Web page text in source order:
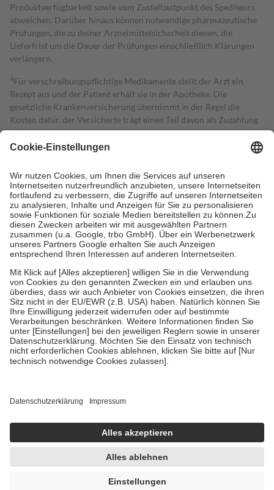
Produktverfügbarkeit sowie vom Zustellzeitpunkt des Spediteurs
abweichen. Darüber hinaus können notwendige pharmazeutische
Prüfungen, die zu deiner Arzneimittelsicherheit dienen, die
Lieferfrist um die Dauer der Prüfungen einschließlich Klärungen
verlängern.
4Für verschreibungspflichtige Medikamente stellt der Arzt ein
Rezept aus und der Patient erhält sie in der Apotheke. Die
gesetzliche Krankenversicherung übernimmt in der Regel die
Kosten dafür, der Versicherte trägt einen Teil davon als Zuzahlung
mit.
Grundsätzlich leisten Mitglieder Zuzahlungen in Höhe von zehn
höchstens zehn Euro.
Es sind jedoch nie mehr als die tatsächlichen
Kosten der Leistung zu entrichten.
Diese Regeln gelten grundsätzlich auch für Online-Apotheken.
Bei Heilmitteln und häuslicher Krankenpflege beträgt die
Zuzahlung zehn Prozent der Kosten sowie zehn Euro je
Verordnung.
Um das Engagement der Versicherten für ihre eigene Gesundheit zu
stärken und die besondere Stellung der Familie zu unterstützen,
fallenkeine Zuzahlungenan bei:
• Kindern und Jugendlichen bis zum vollendeten 18. Lebensjahr
mit Ausnahme der Fahrkosten
• Untersuchungen zur Vorsorge und Früherkennung, die von der
GKV getragen werden
• empfohlenen Schutzimpfungen
• Harn- und Blutteststreifen
getroffen, um sicherzustellen, dass es sich um echte Bewertungen
https://help.etrusted.com/hc/de/articles/4419944605341
Einige Bilder und Inhalte wurden unter Zuhilfenahme künstlicher